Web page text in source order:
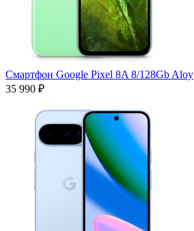
Смартфон Google Pixel 8A 8/128Gb Aloy
35 990 ₽